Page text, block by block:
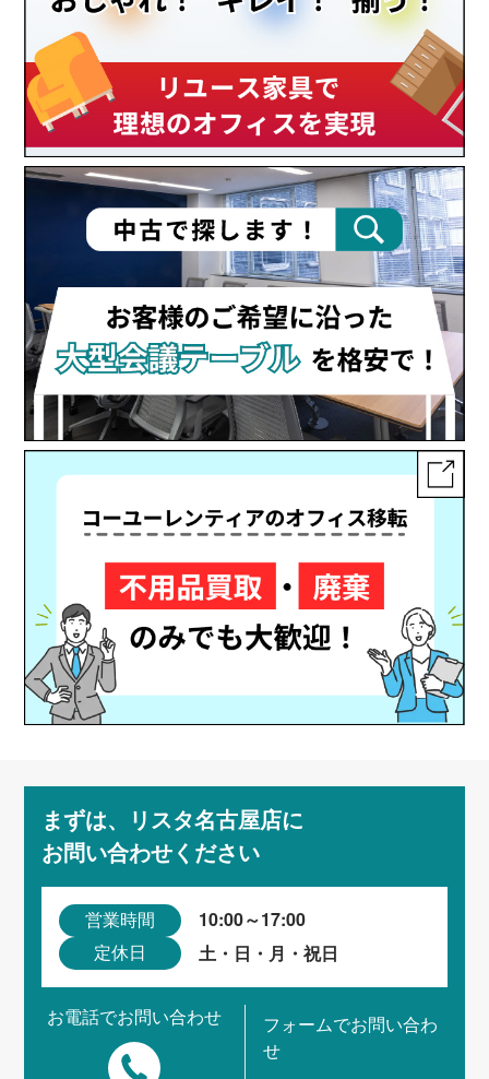
まずは、リスタ名古屋店に
お問い合わせください
営業時間 10:00～17:00
定休日 土・日・月・祝日
お電話でお問い合わせ
フォームでお問い合わ
せ